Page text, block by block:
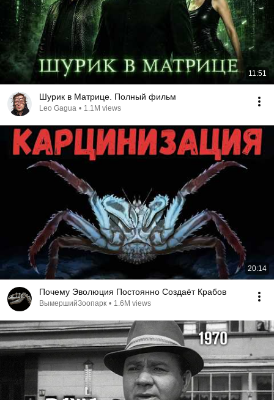
11:51
Шурик в Матрице. Полный фильм
Leo Gagua • 1.1M views
20:14
Почему Эволюция Постоянно Создаёт Крабов
ВымершийЗоопарк • 1.6M views